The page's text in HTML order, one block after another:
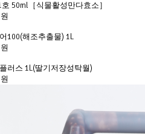
50ml［식물활성만다효소］
100(해조추출물) 1L
러스 1L(딸기저장성탁월)